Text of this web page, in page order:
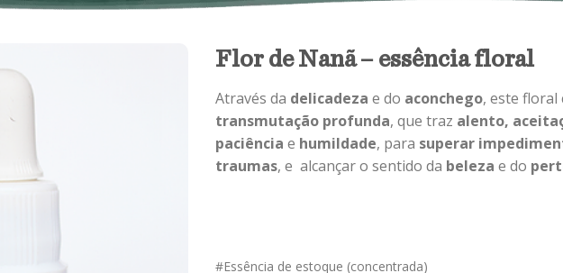
Flor de Nanã – essência floral
Através da delicadeza e do aconchego, este floral
transmutação profunda, que traz alento,
paciência e humildade, para superar
traumas, e alcançar o sentido da beleza e do
#Essência de estoque (concentrada)